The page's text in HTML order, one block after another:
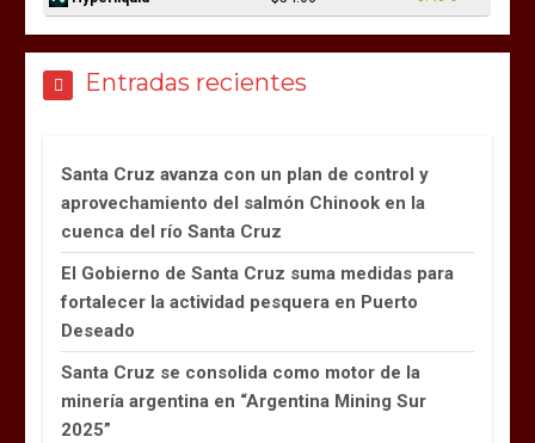
Entradas recientes
Santa Cruz avanza con un plan de control y
aprovechamiento del salmón Chinook en la
cuenca del río Santa Cruz
El Gobierno de Santa Cruz suma medidas para
fortalecer la actividad pesquera en Puerto
Deseado
Santa Cruz se consolida como motor de la
minería argentina en “Argentina Mining Sur
2025”